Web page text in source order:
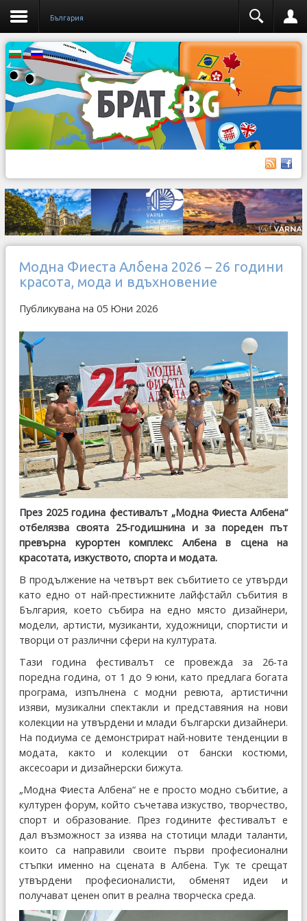
България
Модна Фиеста Албена 2026 – 26 години
красота, мода и вдъхновение
Публикувана на 05 Юни 2026
През 2025 година фестивалът „Модна Фиеста Албена“
отбелязва своята 25-годишнина и за пореден път
превърна курортен комплекс Албена в сцена на
красотата, изкуството, спорта и модата.
В продължение на четвърт век събитието се утвърди
като едно от най-престижните лайфстайл събития в
България, което събира на едно място дизайнери,
модели, артисти, музиканти, художници, спортисти и
творци от различни сфери на културата.
Тази година фестивалът се провежда за 26-та
поредна година, от 1 до 9 юни, като предлага богата
програма, изпълнена с модни ревюта, артистични
изяви, музикални спектакли и представяния на нови
колекции на утвърдени и млади български дизайнери.
На подиума се демонстрират най-новите тенденции в
модата, както и колекции от бански костюми,
аксесоари и дизайнерски бижута.
„Модна Фиеста Албена“ не е просто модно събитие, а
културен форум, който съчетава изкуство, творчество,
спорт и образование. През годините фестивалът е
дал възможност за изява на стотици млади таланти,
които са направили своите първи професионални
стъпки именно на сцената в Албена. Тук те срещат
утвърдени професионалисти, обменят идеи и
получават ценен опит в реална творческа среда.